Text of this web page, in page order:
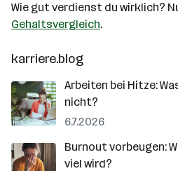
Wie gut verdienst du wirklich?
Gehaltsvergleich.
karriere.blog
Arbeiten bei Hitze:
nicht?
6.7.2026
Burnout vorbeugen:
viel wird?